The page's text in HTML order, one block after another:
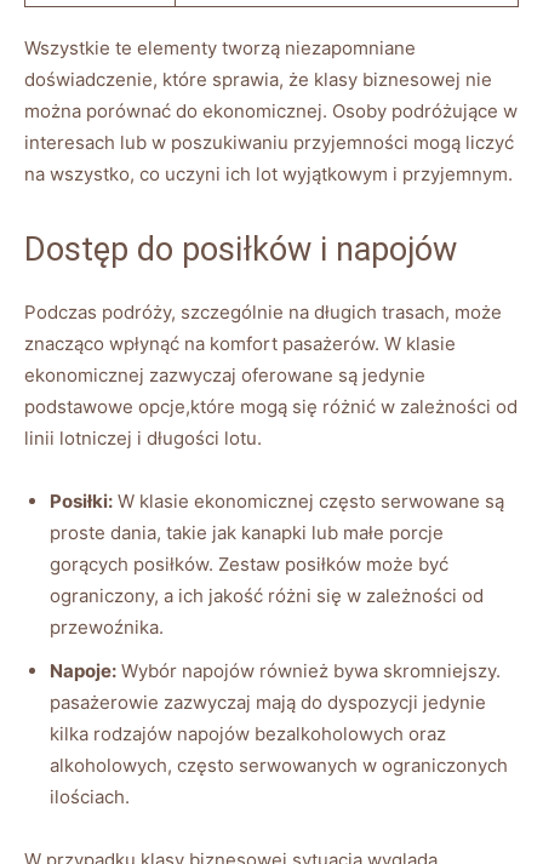
Wszystkie⁣ te elementy⁢ tworzą niezapomniane
doświadczenie, które ‌sprawia,⁣ że klasy biznesowej nie
można porównać do ‍ekonomicznej. Osoby‌ podróżujące ​w
interesach lub w poszukiwaniu przyjemności ⁤mogą‌ liczyć
na wszystko, co ​uczyni ich ​lot wyjątkowym i przyjemnym.
Dostęp do posiłków i napojów
Podczas podróży, szczególnie⁤ na długich trasach, może
znacząco wpłynąć na komfort ‍pasażerów. W⁤ klasie
ekonomicznej zazwyczaj ⁤oferowane są‍ jedynie
podstawowe opcje,które‌ mogą się ​różnić w zależności od
linii⁤ lotniczej i długości lotu.
Posiłki: W klasie ekonomicznej⁣ często serwowane są
proste dania, takie jak‍ kanapki lub małe porcje‌
gorących posiłków. Zestaw posiłków może być
ograniczony, a ich ‍jakość różni się​ w zależności od
przewoźnika.
Napoje: Wybór ‌napojów również ⁤bywa ⁣skromniejszy.
pasażerowie zazwyczaj⁤ mają do dyspozycji jedynie
kilka ‌rodzajów napojów bezalkoholowych oraz
alkoholowych, często serwowanych w ograniczonych
ilościach.